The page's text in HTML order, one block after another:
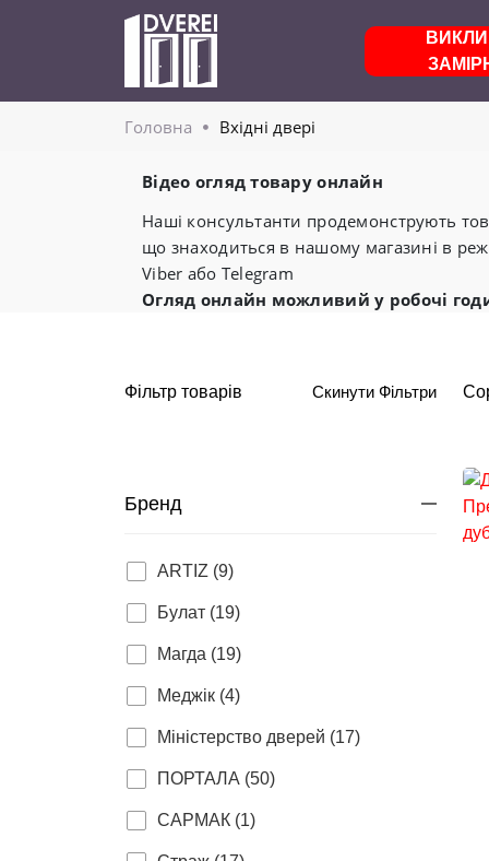
Головнa Вхідні двері
Відео огляд товару онлайн
Наші консультанти продемонструють
що знаходиться в нашому магазині в
Viber або Telegram
Огляд онлайн можливий у робочі
Фільтр товарів Скинути Фільтри
Бренд
ARTIZ (9)
Булат (19)
Магда (19)
Меджік (4)
Міністерство дверей (17)
ПОРТАЛА (50)
САРМАК (1)